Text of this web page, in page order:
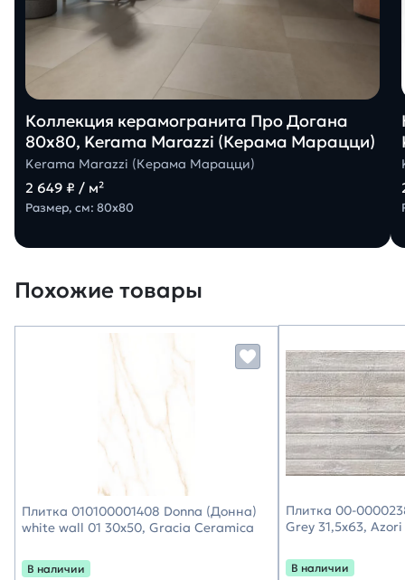
Коллекция керамогранита Про Догана
80х80, Kerama Marazzi (Керама Марацци)
Kerama Marazzi (Керама Марацци)
2 649 ₽ / м²
Размер, см: 80х80
Похожие товары
Плитка 010100001408 Donna (Донна)
white wall 01 30х50, Gracia Ceramica
В наличии
Плитка 00-
Grey 31,5х63,
В наличии